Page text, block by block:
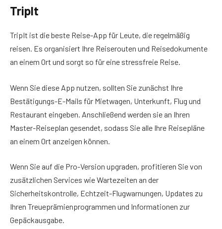
TripIt
TripIt ist die beste Reise-App für Leute, die regelmäßig
reisen. Es organisiert Ihre Reiserouten und Reisedokumente
an einem Ort und sorgt so für eine stressfreie Reise.
Wenn Sie diese App nutzen, sollten Sie zunächst Ihre
Bestätigungs-E-Mails für Mietwagen, Unterkunft, Flug und
Restaurant eingeben. Anschließend werden sie an Ihren
Master-Reiseplan gesendet, sodass Sie alle Ihre Reisepläne
an einem Ort anzeigen können.
Wenn Sie auf die Pro-Version upgraden, profitieren Sie von
zusätzlichen Services wie Wartezeiten an der
Sicherheitskontrolle, Echtzeit-Flugwarnungen, Updates zu
Ihren Treueprämienprogrammen und Informationen zur
Gepäckausgabe.